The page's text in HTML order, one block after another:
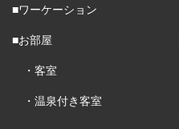
■ワーケーション
■お部屋
・客室
・温泉付き客室